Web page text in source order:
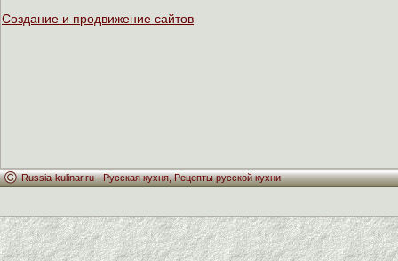
Создание и продвижение сайтов
Russia-kulinar.ru -Русская кухня,Рецепты русской кухни